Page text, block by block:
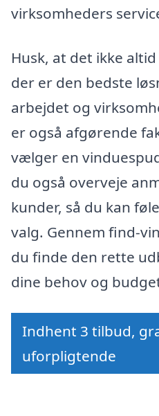
virksomheders
Husk, at det ikke
der er den bedste
arbejdet og
er også afgørende
vælger en
du også overveje
kunder, så du kan
valg. Gennem find-
du finde den rette
dine behov og
Indhent 3 tilbud,
uforpligtende